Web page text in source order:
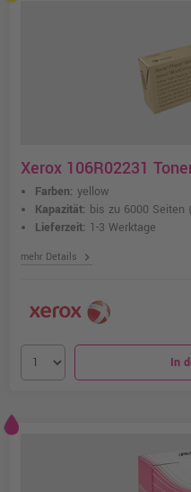
Xerox 106R02231
Farben: yellow
Kapazität: bis zu 6000 Seiten
Lieferzeit: 1-3 Werktage
mehr Details chevron_right
In